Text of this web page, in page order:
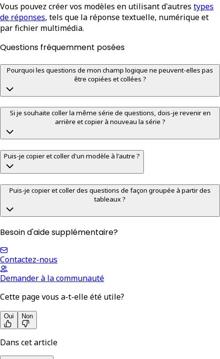
Vous pouvez créer vos modèles en utilisant d'autres types
de réponses, tels que la réponse textuelle, numérique et
par fichier multimédia.
Questions fréquemment posées
Pourquoi les questions de mon champ logique ne peuvent-elles pas
être copiées et collées ?
Si je souhaite coller la même série de questions, dois-je revenir en
arrière et copier à nouveau la série ?
Puis-je copier et coller d'un modèle à l'autre ?
Puis-je copier et coller des questions de façon groupée à partir des
tableaux ?
Besoin d'aide supplémentaire?
Contactez-nous
Demander à la communauté
Cette page vous a-t-elle été utile?
Oui Non
Dans cet article